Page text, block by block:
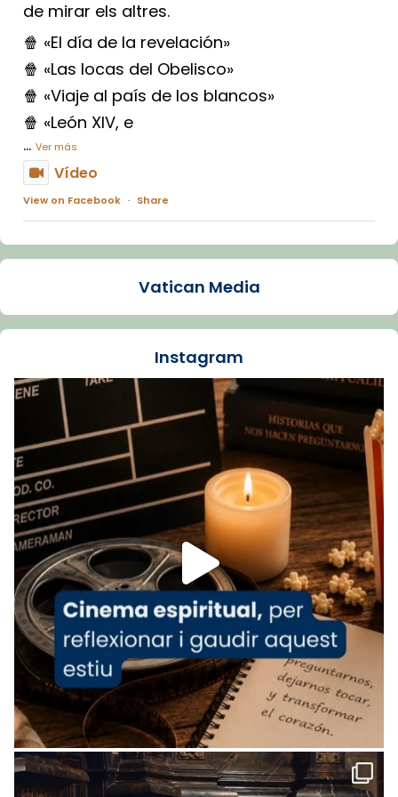
de mirar els altres.
🍿 «El día de la revelación»
🍿 «Las locas del Obelisco»
🍿 «Viaje al país de los blancos»
🍿 «León XIV, e
... Ver más
Vídeo
View on Facebook · Share
Arquebisbat de Barcelona
La Carmina va patir depressió. Fa gairebé
dos mesos, a l'Estadi Lluís Companys, la
Recupera l'entrevista comp
Vatican
tican News 👇
www.vaticannews.va/es/iglesia/news/2026-
07/carmina-historia-depresion-papa-viaje-
espana-testimoni...
Foto
View on Facebook · Share
Arquebisbat de Barcelona
2 weeks ago
«Avui les santes Juliana i Semproniana ens
ajuden a alçar la mirada»
Mons. Sergi Gordo, bisbe de Tortosa, ha
presidit aquest 27 de juliol la missa de Les
Santes de Mataró.
🔗tinyurl.com/cvu5jmbk
Vatican Media
Instagram